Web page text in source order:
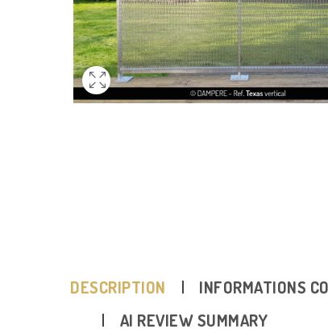
DESCRIPTION INFORMATIONS
AI REVIEW SUMMARY